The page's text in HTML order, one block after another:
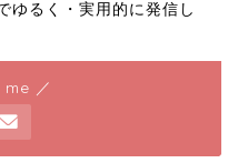
ゆるく・実用的に発信し
／